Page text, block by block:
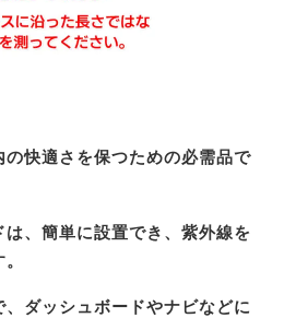
快適さを保つための必需品で
、簡単に設置でき、紫外線を
ダッシュボードやナビなどに